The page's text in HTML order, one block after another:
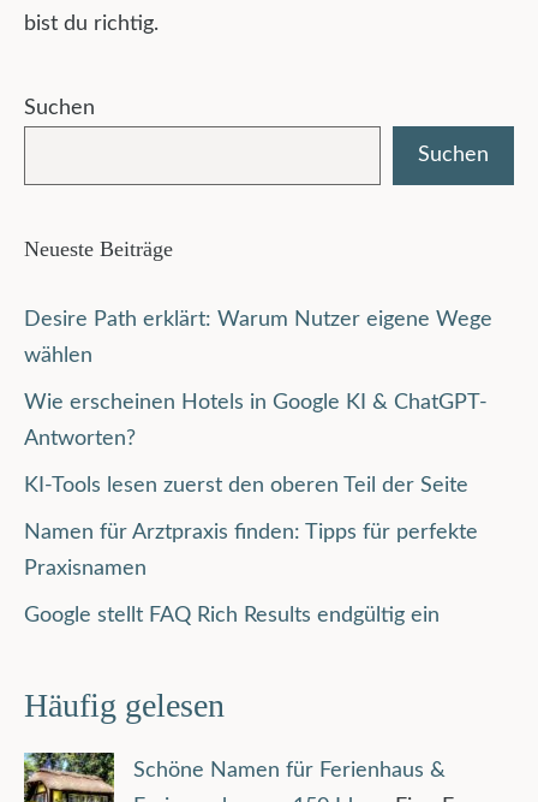
bist du richtig.
Suchen
Suchen
Neueste Beiträge
Desire Path erklärt: Warum Nutzer eigene Wege
wählen
Wie erscheinen Hotels in Google KI & ChatGPT-
Antworten?
KI-Tools lesen zuerst den oberen Teil der Seite
Namen für Arztpraxis finden: Tipps für perfekte
Praxisnamen
Google stellt FAQ Rich Results endgültig ein
Häufig gelesen
Schöne Namen für Ferienhaus &